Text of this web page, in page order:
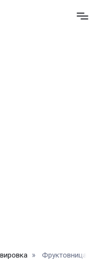
Фруктовница с